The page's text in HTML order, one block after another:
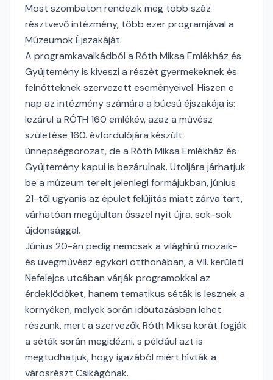
Most szombaton rendezik meg több száz
résztvevő intézmény, több ezer programjával a
Múzeumok Éjszakáját.
A programkavalkádból a Róth Miksa Emlékház és
Gyűjtemény is kiveszi a részét gyermekeknek és
felnőtteknek szervezett eseményeivel. Hiszen e
nap az intézmény számára a búcsú éjszakája is:
lezárul a RÓTH 160 emlékév, azaz a művész
születése 160. évfordulójára készült
ünnepségsorozat, de a Róth Miksa Emlékház és
Gyűjtemény kapui is bezárulnak. Utoljára járhatjuk
be a múzeum tereit jelenlegi formájukban, június
21-től ugyanis az épület felújítás miatt zárva tart,
várhatóan megújultan ősszel nyit újra, sok-sok
újdonsággal.
Június 20-án pedig nemcsak a világhírű mozaik-
és üvegművész egykori otthonában, a VII. kerületi
Nefelejcs utcában várják programokkal az
érdeklődőket, hanem tematikus séták is lesznek a
környéken, melyek során időutazásban lehet
részünk, mert a szervezők Róth Miksa korát fogják
a séták során megidézni, s például azt is
megtudhatjuk, hogy igazából miért hívták a
városrészt Csikágónak.